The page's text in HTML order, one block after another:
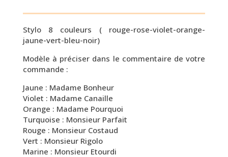
Stylo 8 couleurs ( rouge-rose-violet-orange-
jaune-vert-bleu-noir)
Modèle à préciser dans le commentaire de votre
commande :
Jaune : Madame Bonheur
Violet : Madame Canaille
Orange : Madame Pourquoi
Turquoise : Monsieur Parfait
Rouge : Monsieur Costaud
Vert : Monsieur Rigolo
Marine : Monsieur Etourdi